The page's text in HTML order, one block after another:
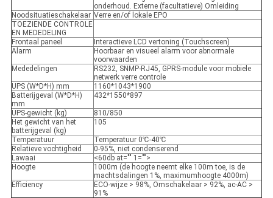
onderhoud. Externe (facultatieve) Omleiding
Noodsituatieschakelaar Verre en/of lokale EPO
TOEZIENDE CONTROLE
EN MEDEDELING
Frontaal paneel
Interactieve LCD vertoning (Touchscreen)
Alarm
Hoorbaar en visueel alarm voor abnormale
voorwaarden
Mededelingen
RS232, SNMP-RJ45, GPRS-module voor mobiele
netwerk verre controle
UPS (W*D*H) mm
1160*1043*1900
Batterijgeval (W*D*H)
mm
432*1550*897
UPS-gewicht (kg)
810/850
Het gewicht van het
batterijgeval (kg)
105
Temperatuur
Temperatuur 0℃-40℃
Relatieve vochtigheid
0-95%, niet condenserend
Lawaai
<60db at="" 1="">
Hoogte
1000m (de hoogte neemt elke 100m toe, is de
machtsdalingen 1%, maximumhoogte 4000m)
Efficiency
ECO-wijze > 98%, Omschakelaar > 92%, ac-AC >
91%